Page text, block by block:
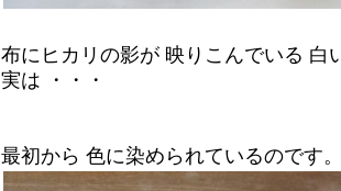
布にヒカリの影が 映りこんでいる 白
実は ・・・
最初から 色に染められているのです